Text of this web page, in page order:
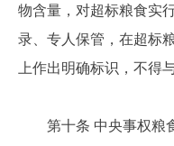
物含量，对超标粮食实
录、专人保管，在超标
上作出明确标识，不得
第十条 中央事权粮